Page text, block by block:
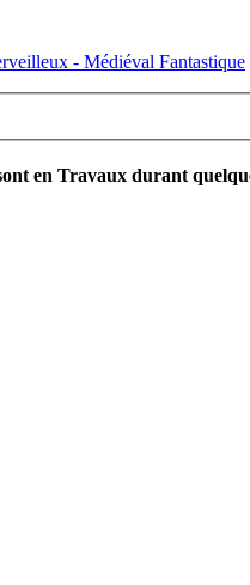
- Médiéval Fantastique
en Travaux durant